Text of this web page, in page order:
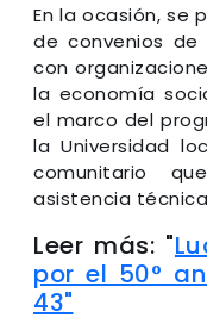
En la ocasión, se
de convenios de
con
la economía
el marco del
la Universidad
comunitario
asistencia
Leer más: "
por el 50°
43"